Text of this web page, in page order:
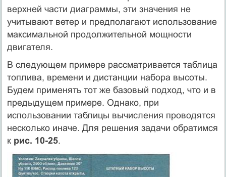
верхней части диаграммы, эти значения не
учитывают ветер и предполагают использование
максимальной продолжительной мощности
двигателя.
В следующем примере рассматривается таблица
топлива, времени и дистанции набора высоты.
Будем применять тот же базовый подход, что и в
предыдущем примере. Однако, при
использовании таблицы вычисления проводятся
несколько иначе. Для решения задачи обратимся
к рис. 10-25.